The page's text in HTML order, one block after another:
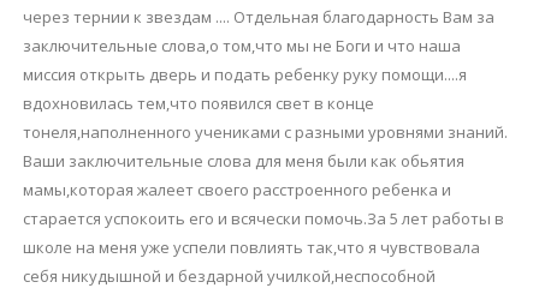
через тернии к звездам .... Отдельная благодарность Вам за
заключительные слова,о том,что мы не Боги и что наша
миссия открыть дверь и подать ребенку руку помощи....я
вдохновилась тем,что появился свет в конце
тонеля,наполненного учениками с разными уровнями знаний.
Ваши заключительные слова для меня были как обьятия
мамы,которая жалеет своего расстроенного ребенка и
старается успокоить его и всячески помочь.За 5 лет работы в
школе на меня уже успели повлиять так,что я чувствовала
себя никудышной и бездарной училкой,неспособной